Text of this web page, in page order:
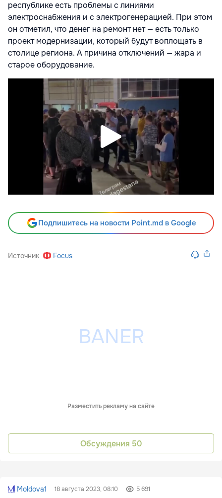
республике есть проблемы с линиями
электроснабжения и с электрогенерацией. При этом
он отметил, что денег на ремонт нет — есть только
проект модернизации, который будут воплощать в
столице региона. А причина отключений — жара и
старое оборудование.
Подпишитесь на новости Point.md в Google
Источник Focus
Разместить рекламу на сайте
Обсуждения 50
Moldova1 18 августа 2023, 08:10 5 691